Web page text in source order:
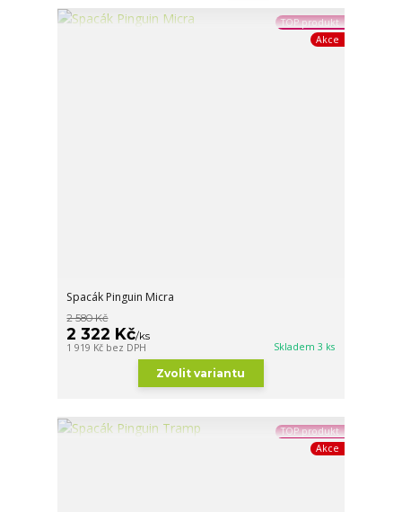
TOP produkt
Akce
Spacák Pinguin Micra
2 580 Kč
2 322 Kč/ks
1 919 Kč bez DPH Skladem 3 ks
Zvolit variantu
TOP produkt
Akce